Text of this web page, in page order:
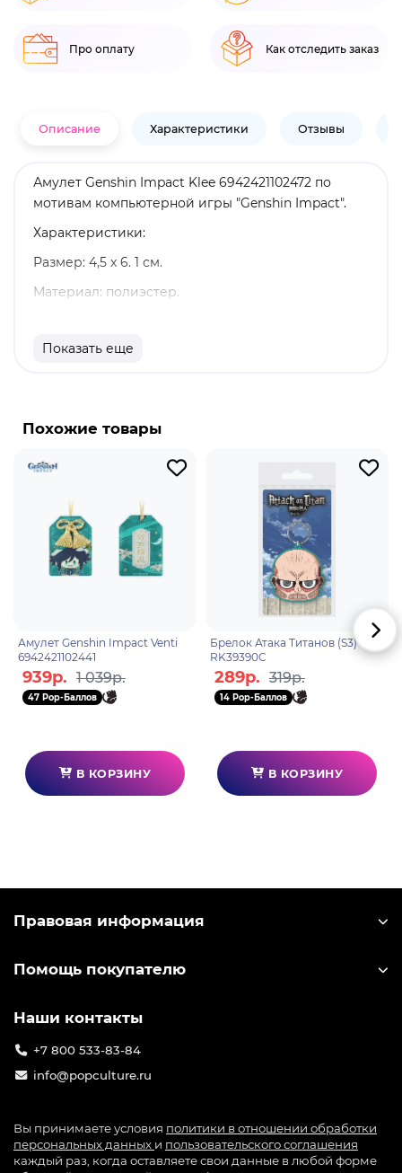
Про оплату Как отследить заказ
Описание Характеристики Отзывы
Амулет Genshin Impact Klee 6942421102472 по
мотивам компьютерной игры "Genshin Impact".
Характеристики:
Размер: 4,5 x 6. 1 см.
Материал: полиэстер.
продукт.
с большим талантом к пиротехнике. Ее бомбочки
хиличурлами, так и с грозными Магами бездны. И
не забудьте, что ее пассивная способность
позволяет ей видеть диковины Мондштадта на
мини-карте.
Показать еще
Похожие товары
Амулет Genshin Impact Venti
6942421102441
939р. 1 039р.
47 Pop-Баллов
В КОРЗИНУ
Брелок Атака Титанов (S3)
RK39390C
289р. 319р.
14 Pop-Баллов
В КОРЗИНУ
Правовая информация
Помощь покупателю
Наши контакты
+7 800 533-83-84
info@popculture.ru
Вы принимаете условия политики в отношении обработки
персональных данных и пользовательского соглашения
каждый раз, когда оставляете свои данные в любой форме